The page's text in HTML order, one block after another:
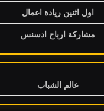
اول اثنين ريادة اعمال
مشاركة ارباح ادسنس
عالم الشباب